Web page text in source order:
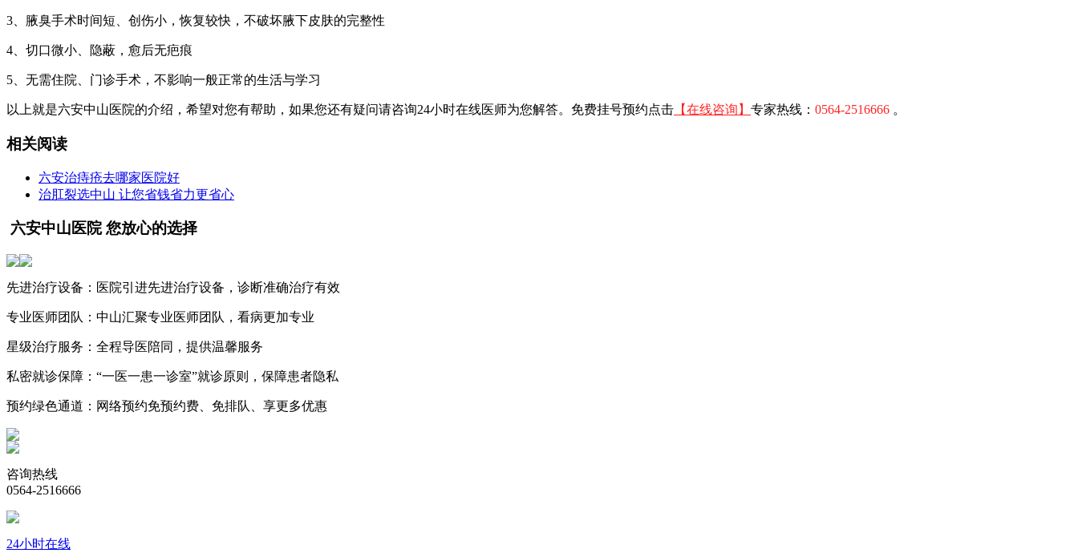
3、腋臭手术时间短、创伤小，恢复较快，不破坏腋下皮肤的完整性
4、切口微小、隐蔽，愈后无疤痕
5、无需住院、门诊手术，不影响一般正常的生活与学习
以上就是六安中山医院的介绍，希望对您有帮助，如果您还有疑问请咨询24小时在线医师为您解答。免费挂号预约点击 【在线咨询】 专家热线： 0564-2516666 。
相关阅读
六安治痔疮去哪家医院好
治肛裂选中山 让您省钱省力更省心
六安中山医院 您放心的选择
先进治疗设备： 医院引进先进治疗设备，诊断准确治疗有效
专业医师团队： 中山汇聚专业医师团队，看病更加专业
星级治疗服务： 全程导医陪同，提供温馨服务
私密就诊保障： “一医一患一诊室”就诊原则，保障患者隐私
预约绿色通道： 网络预约免预约费、免排队、享更多优惠
咨询热线
0564-2516666
24小时在线